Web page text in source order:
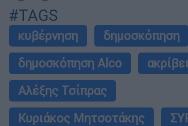
#TAGS
κυβέρνηση
δημοσκόπηση
δημοσκόπηση Alco
Αλέξης Τσίπρας
Κυριάκος Μητσοτάκης